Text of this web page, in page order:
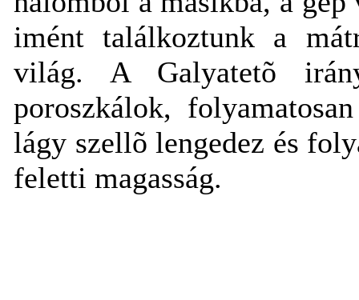
imént találkoztunk a
világ. A Galyatetõ
poroszkálok,
lágy szellõ lengedez és
feletti magasság.